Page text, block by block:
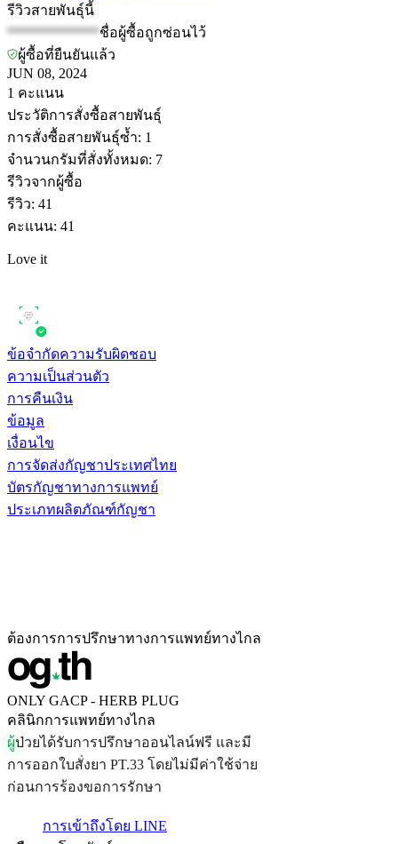
รีวิวสายพันธุ์นี้
*************ชื่อผู้ซื้อถูกซ่อนไว้
ผู้ซื้อที่ยืนยันแล้ว
JUN 08, 2024
1 คะแนน
ประวัติการสั่งซื้อสายพันธุ์
การสั่งซื้อสายพันธุ์ซ้ำ: 1
จำนวนกรัมที่สั่งทั้งหมด: 7
รีวิวจากผู้ซื้อ
รีวิว: 41
คะแนน: 41
Love it
ข้อจำกัดความรับผิดชอบ
ความเป็นส่วนตัว
การคืนเงิน
ข้อมูล
เงื่อนไข
การจัดส่งกัญชาประเทศไทย
บัตรกัญชาทางการแพทย์
ประเภทผลิตภัณฑ์กัญชา
ต้องการการปรึกษาทางการแพทย์ทางไกล
ONLY GACP - HERB PLUG
คลินิกการแพทย์ทางไกล
ผปวยไดรบการปรกษาออนไลนฟร และม
การออกใบสงยา PT.33 โดยไมมคาใชจาย
กอนการรองขอการรกษา
การเข้าถึงโดย LINE